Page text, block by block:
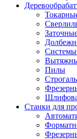
Системы
Пилы
Станки для